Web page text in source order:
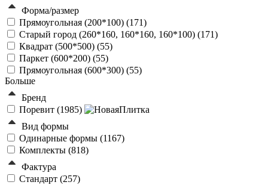
Форма/размер
Прямоугольная (200*100) (171)
Старый город (260*160, 160*160, 160*100) (171)
Квадрат (500*500) (55)
Паркет (600*200) (55)
Прямоугольная (600*300) (55)
Больше
Бренд
Поревит (1985)
Вид формы
Одинарные формы (1167)
Комплекты (818)
Фактура
Стандарт (257)